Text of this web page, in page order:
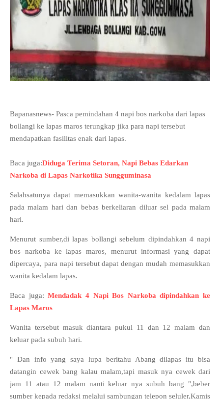
Bapanasnews- Pasca pemindahan 4 napi bos narkoba dari lapas
bollangi ke lapas maros terungkap jika para napi tersebut
mendapatkan fasilitas enak dari lapas.
Baca juga:Diduga Terima Setoran, Napi Bebas Edarkan
Narkoba di Lapas Narkotika Sungguminasa
Salahsatunya dapat memasukkan wanita-wanita kedalam lapas
pada malam hari dan bebas berkeliaran diluar sel pada malam
hari.
Menurut sumber,di lapas bollangi sebelum dipindahkan 4 napi
bos narkoba ke lapas maros, menurut informasi yang dapat
dipercaya, para napi tersebut dapat dengan mudah memasukkan
wanita kedalam lapas.
Baca juga:Mendadak 4 Napi Bos Narkoba dipindahkan ke
Lapas Maros
Wanita tersebut masuk diantara pukul 11 dan 12 malam dan
keluar pada subuh hari.
" Dan info yang saya lupa beritahu Abang dilapas itu bisa
datangin cewek bang kalau malam,tapi masuk nya cewek dari
jam 11 atau 12 malam nanti keluar nya subuh bang ",beber
sumber kepada redaksi melalui sambungan telepon seluler,Kamis